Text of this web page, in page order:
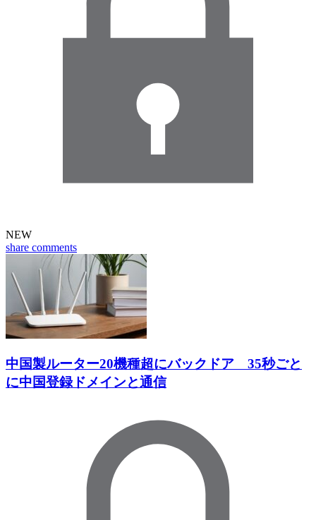
NEW
share comments
中国製ルーター20機種超にバックドア 35秒ごと
に中国登録ドメインと通信